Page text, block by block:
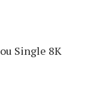
Single 8K